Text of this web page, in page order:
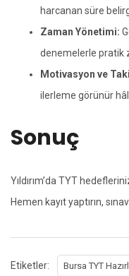
harcanan süre
Zaman Yönetimi:
denemelerle pratik
Motivasyon ve
ilerleme görünür
Sonuç
Yıldırım’da TYT
Hemen kayıt yaptırın,
Etiketler: Bursa TYT